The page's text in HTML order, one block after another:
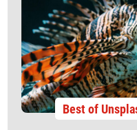
Best of